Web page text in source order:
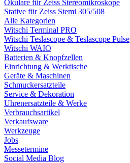
Okulare für Zeiss Stereomikroskope
Stative für Zeiss Stemi 305/508
Alle Kategorien
Witschi Terminal PRO
Witschi Teslascope & Teslascope Pulse
Witschi WAIO
Batterien & Knopfzellen
Einrichtung & Werktische
Geräte & Maschinen
Schmuckersatzteile
Service & Dekoration
Uhrenersatzteile & Werke
Verbrauchsartikel
Verkaufsware
Werkzeuge
Jobs
Messetermine
Social Media Blog